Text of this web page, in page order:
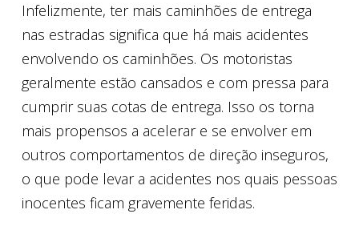
Infelizmente, ter mais caminhões de entrega
nas estradas significa que há mais acidentes
envolvendo os caminhões. Os motoristas
geralmente estão cansados ​​e com pressa para
cumprir suas cotas de entrega. Isso os torna
mais propensos a acelerar e se envolver em
outros comportamentos de direção inseguros,
o que pode levar a acidentes nos quais pessoas
inocentes ficam gravemente feridas.